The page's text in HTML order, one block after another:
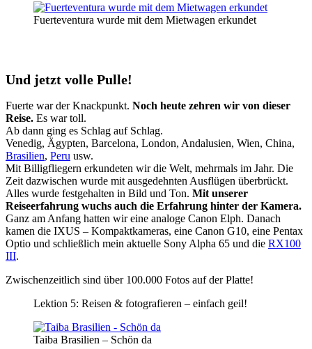
Fuerteventura wurde mit dem Mietwagen erkundet
Und jetzt volle Pulle!
Fuerte war der Knackpunkt. Noch heute zehren wir von dieser
Reise. Es war toll.
Ab dann ging es Schlag auf Schlag.
Venedig, Ägypten, Barcelona, London, Andalusien, Wien, China,
Brasilien, Peru usw.
Mit Billigfliegern erkundeten wir die Welt, mehrmals im Jahr. Die
Zeit dazwischen wurde mit ausgedehnten Ausflügen überbrückt.
Alles wurde festgehalten in Bild und Ton. Mit unserer
Reiseerfahrung wuchs auch die Erfahrung hinter der Kamera.
Ganz am Anfang hatten wir eine analoge Canon Elph. Danach
kamen die IXUS – Kompaktkameras, eine Canon G10, eine Pentax
Optio und schließlich mein aktuelle Sony Alpha 65 und die RX100
III.
Zwischenzeitlich sind über 100.000 Fotos auf der Platte!
Lektion 5: Reisen & fotografieren – einfach geil!
Taiba Brasilien – Schön da